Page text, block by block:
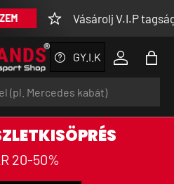
Vásárolj V.I.P tagsággal
GY.I.K
Log inBag
20-50%